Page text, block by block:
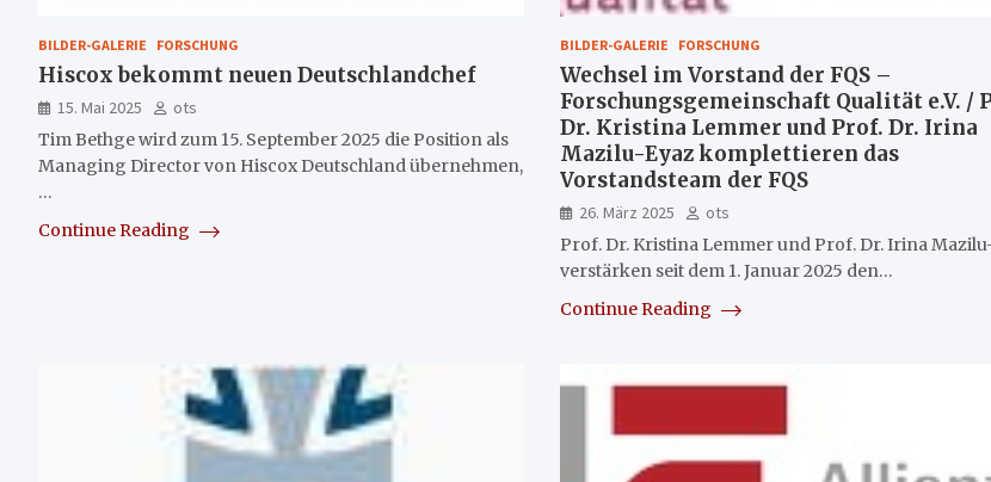
BILDER-GALERIE FORSCHUNG
Hiscox bekommt neuen Deutschlandchef
15. Mai 2025
ots
Tim Bethge wird zum 15. September 2025 die Position als
Managing Director von Hiscox Deutschland übernehmen,
…
Continue Reading
BILDER-GALERIE FORSCHUNG
Wechsel im Vorstand der FQS –
Forschungsgemeinschaft Qualität e.V. /
Dr. Kristina Lemmer und Prof. Dr. Irina
Mazilu-Eyaz komplettieren das
Vorstandsteam der FQS
26. März 2025
ots
Prof. Dr. Kristina Lemmer und Prof. Dr. Irina
verstärken seit dem 1. Januar 2025 den…
Continue Reading